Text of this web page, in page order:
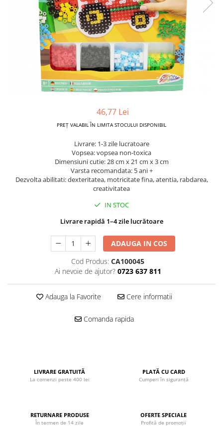
LEAGANE PENTRU COPII
BALANSOAR COPII
CASUTE SI CORTURI COPII
TROTINETE COPII
MAŞINUŢE DE ÎMPINS
BICICLETA FARA PEDALE
SPORT IN AER LIBER
JOCURI DE ROL
BUCĂTĂRII ȘI ACCESORII
JUCĂRII MUZICALE
PĂPUȘI ȘI ACCESORII
CĂRUCIOARE COPII
CĂRUCIOARE 3 IN 1
CĂRUCIOARE 2 in 1
CĂRUCIOARE SPORT
MARSUPII SI HAMURI
TARCURI DE JOACA
Dino Bikes
Egmont Toys
Eureka Kids
Fakopancs
IQ Booster
Majorette
Play Doh
46,77 Lei
PREȚ VALABIL ÎN LIMITA STOCULUI DISPONIBIL
Livrare: 1-3 zile lucratoare
Vopsea: vopsea non-toxica
Dimensiuni cutie: 28 cm x 21 cm x 3 cm
Varsta recomandata: 5 ani +
Dezvolta abilitati: dexteritatea, motricitate fina, atentia, rabdarea,
creativitatea
IN STOC
Livrare rapidă 1–4 zile lucrătoare
ADAUGA IN COS
Cod Produs: CA100045
Ai nevoie de ajutor? 0723 637 811
Adauga la Favorite Cere informatii
Comanda rapida
LIVRARE GRATUITĂ
La comenzi peste 400 lei
PLATĂ CU CARD
Cumperi în siguranță
RETURNARE PRODUSE
În termen de 14 zile
OFERTE SPECIALE
Profită de promoții